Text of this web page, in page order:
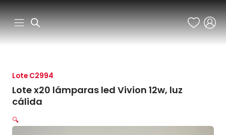
Ir
al
contenido
Lote C2994
Lote x20 lámparas led Vivion 12w, luz
cálida
🔍